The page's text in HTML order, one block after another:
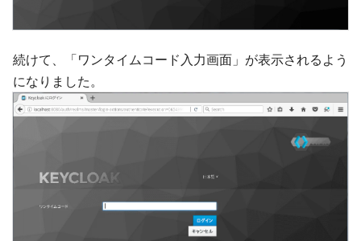
続けて、「ワンタイムコード入力画面」が表示されるよう
になりました。